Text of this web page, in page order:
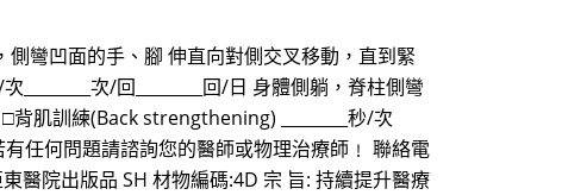
側彎凹面的手、腳 伸直向對側交叉移動，直到緊
次/回________回/日 身體側躺，脊柱側彎
肌訓練(Back strengthening) ________秒/次
有任何問題請諮詢您的醫師或物理治療師﹗ 聯絡電
醫院出版品 SH 材物編碼:4D 宗 旨: 持續提升醫療